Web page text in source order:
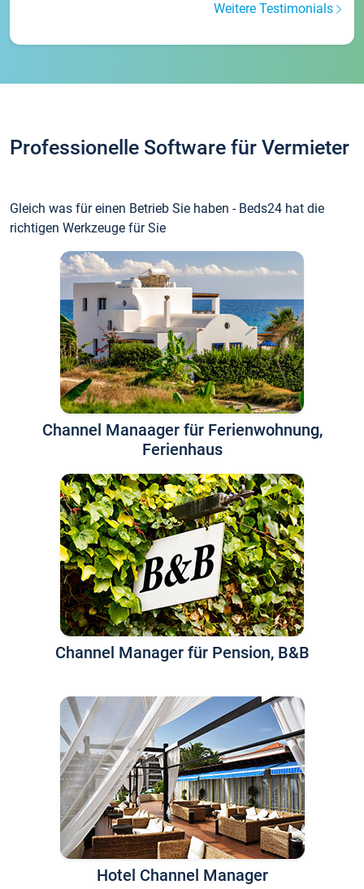
Weitere Testimonials
Professionelle Software für Vermieter
Gleich was für einen Betrieb Sie haben - Beds24 hat die
richtigen Werkzeuge für Sie
Channel Manaager für Ferienwohnung,
Ferienhaus
Channel Manager für Pension, B&B
Hotel Channel Manager